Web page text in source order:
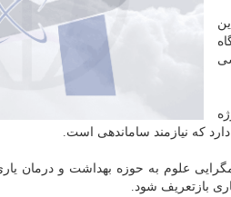
که نیازمند ساماندهی است.
علوم به حوزه بهداشت و درمان
بازتعریف شود.